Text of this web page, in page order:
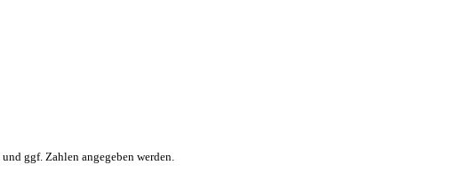
ggf. Zahlen angegeben werden.